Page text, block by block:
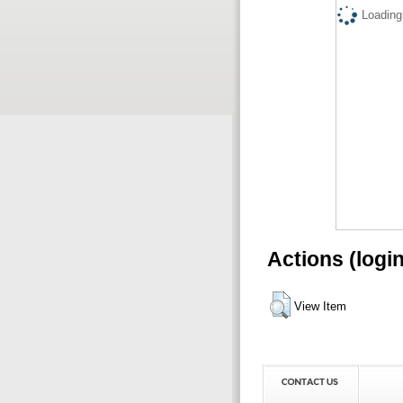
Actions
View Item